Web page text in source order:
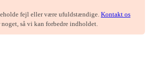
fejl eller være ufuldstændige. Kontakt os
så vi kan forbedre indholdet.